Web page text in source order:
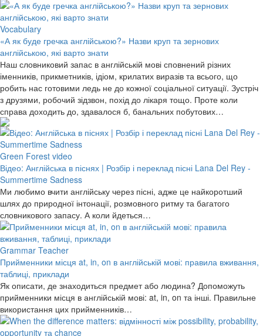
Vocabulary
«А як буде гречка англійською?» Назви круп та зернових
англійською, які варто знати
Наш словниковий запас в англійській мові сповнений різних
іменників, прикметників, ідіом, крилатих виразів та всього, що
робить нас готовими ледь не до кожної соціальної ситуації. Зустріч
з друзями, робочий зідзвон, похід до лікаря тощо. Проте коли
справа доходить до, здавалося б, банальних побутових…
Green Forest video
Відео: Англійська в піснях | Розбір і переклад пісні Lana Del Rey -
Summertime Sadness
Ми любимо вчити англійську через пісні, адже це найкоротший
шлях до природної інтонації, розмовного ритму та багатого
словникового запасу. А коли йдеться…
Grammar Teacher
Прийменники місця at, in, on в англійській мові: правила вживання,
таблиці, приклади
Як описати, де знаходиться предмет або людина? Допоможуть
прийменники місця в англійській мові: at, in, on та інші. Правильне
використання цих прийменників…